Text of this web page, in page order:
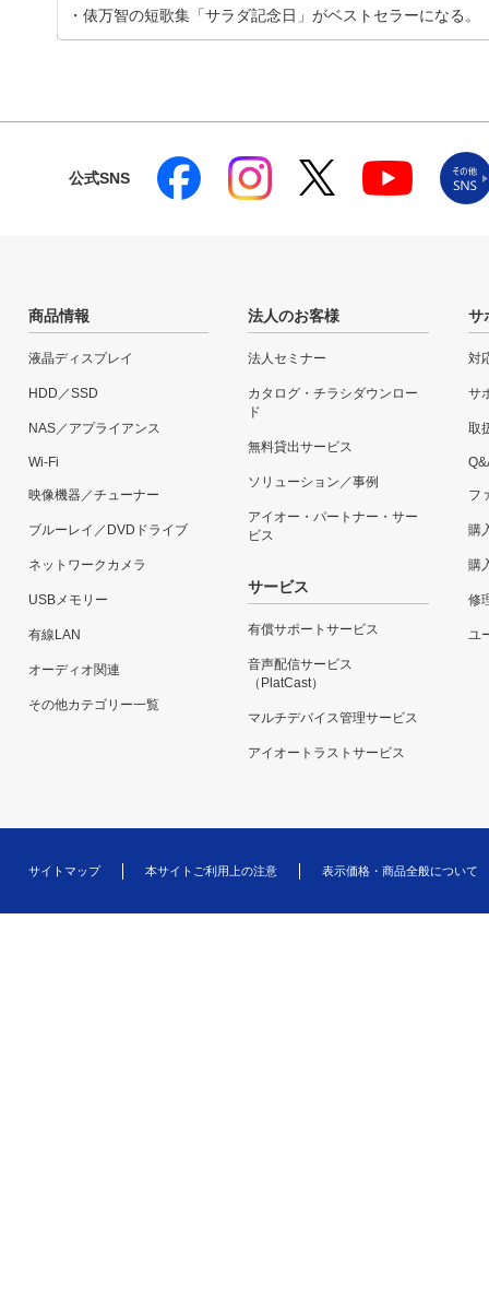
・俵万智の短歌集「サラダ記念日」がベストセラーになる。
公式SNS
商品情報
液晶ディスプレイ
HDD／SSD
NAS／アプライアンス
Wi-Fi
映像機器／チューナー
ブルーレイ／DVDドライブ
ネットワークカメラ
USBメモリー
有線LAN
オーディオ関連
その他カテゴリー一覧
法人のお客様
法人セミナー
カタログ・チラシダウンロー
ド
無料貸出サービス
ソリューション／事例
アイオー・パートナー・サー
ビス
サービス
有償サポートサービス
音声配信サービス
（PlatCast）
マルチデバイス管理サービス
アイオートラストサービス
サ
対
サ
取
フ
購
購
修
ユ
サイトマップ 本サイトご利用上の注意 表示価格・商品全般について